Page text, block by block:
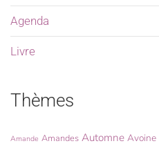
Agenda
Livre
Thèmes
Amande Amandes Automne Avoine